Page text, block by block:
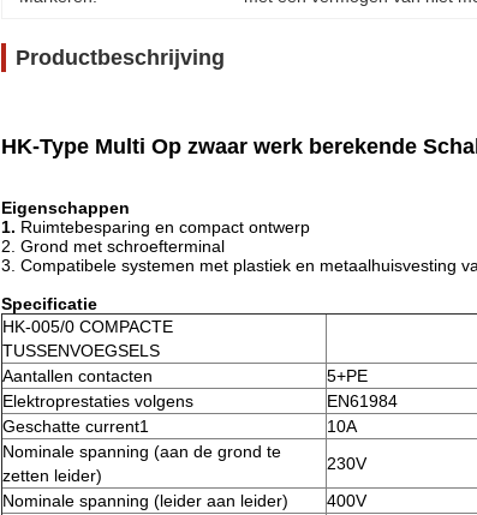
Productbeschrijving
HK-Type Multi Op zwaar werk berekende
Eigenschappen
1. Ruimtebesparing en compact ontwerp
2. Grond met schroefterminal
3. Compatibele systemen met plastiek en metaalhuisvesting
Specificatie
HK-005/0 COMPACTE
TUSSENVOEGSELS
Aantallen contacten
5+PE
Elektroprestaties volgens
EN61984
Geschatte current1
10A
Nominale spanning (aan de grond te
zetten leider)
230V
Nominale spanning (leider aan leider)
400V